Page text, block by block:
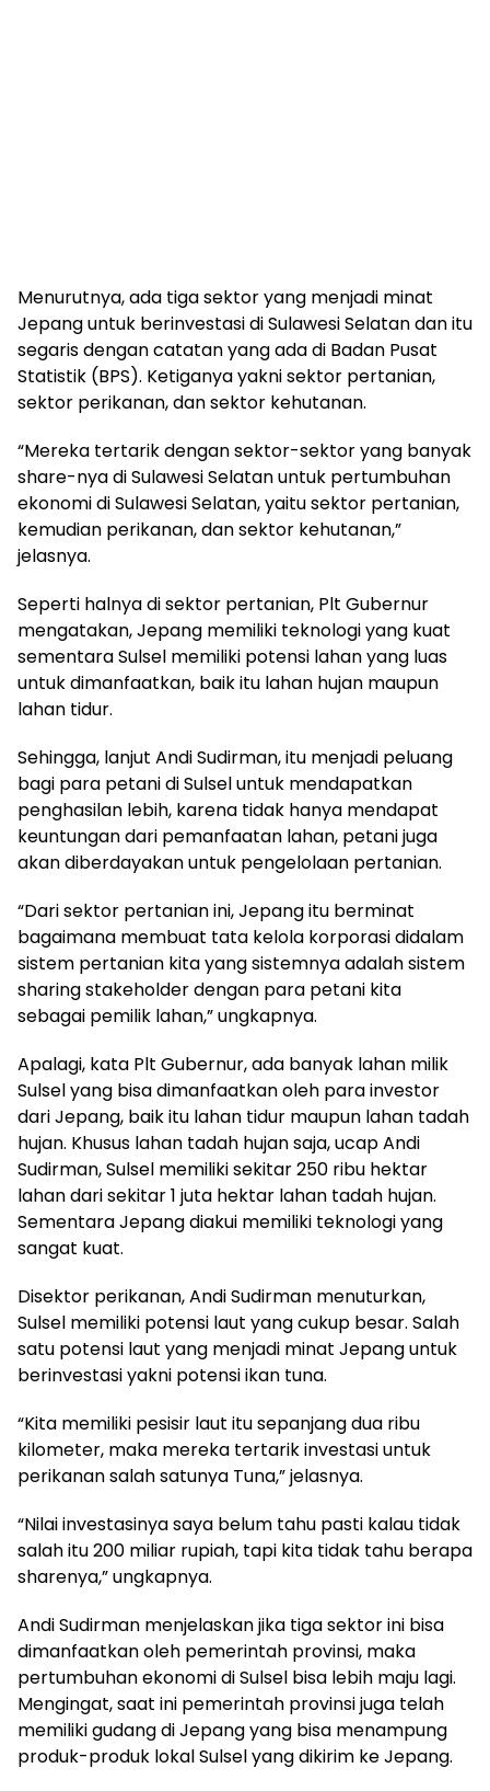
Menurutnya, ada tiga sektor yang menjadi minat
Jepang untuk berinvestasi di Sulawesi Selatan dan itu
segaris dengan catatan yang ada di Badan Pusat
Statistik (BPS). Ketiganya yakni sektor pertanian,
sektor perikanan, dan sektor kehutanan.
“Mereka tertarik dengan sektor-sektor yang banyak
share-nya di Sulawesi Selatan untuk pertumbuhan
ekonomi di Sulawesi Selatan, yaitu sektor pertanian,
kemudian perikanan, dan sektor kehutanan,”
jelasnya.
Seperti halnya di sektor pertanian, Plt Gubernur
mengatakan, Jepang memiliki teknologi yang kuat
sementara Sulsel memiliki potensi lahan yang luas
untuk dimanfaatkan, baik itu lahan hujan maupun
lahan tidur.
Sehingga, lanjut Andi Sudirman, itu menjadi peluang
bagi para petani di Sulsel untuk mendapatkan
penghasilan lebih, karena tidak hanya mendapat
keuntungan dari pemanfaatan lahan, petani juga
akan diberdayakan untuk pengelolaan pertanian.
“Dari sektor pertanian ini, Jepang itu berminat
bagaimana membuat tata kelola korporasi didalam
sistem pertanian kita yang sistemnya adalah sistem
sharing stakeholder dengan para petani kita
sebagai pemilik lahan,” ungkapnya.
Apalagi, kata Plt Gubernur, ada banyak lahan milik
Sulsel yang bisa dimanfaatkan oleh para investor
dari Jepang, baik itu lahan tidur maupun lahan tadah
hujan. Khusus lahan tadah hujan saja, ucap Andi
Sudirman, Sulsel memiliki sekitar 250 ribu hektar
lahan dari sekitar 1 juta hektar lahan tadah hujan.
Sementara Jepang diakui memiliki teknologi yang
sangat kuat.
Disektor perikanan, Andi Sudirman menuturkan,
Sulsel memiliki potensi laut yang cukup besar. Salah
satu potensi laut yang menjadi minat Jepang untuk
berinvestasi yakni potensi ikan tuna.
“Kita memiliki pesisir laut itu sepanjang dua ribu
kilometer, maka mereka tertarik investasi untuk
perikanan salah satunya Tuna,” jelasnya.
“Nilai investasinya saya belum tahu pasti kalau tidak
salah itu 200 miliar rupiah, tapi kita tidak tahu berapa
sharenya,” ungkapnya.
Andi Sudirman menjelaskan jika tiga sektor ini bisa
dimanfaatkan oleh pemerintah provinsi, maka
pertumbuhan ekonomi di Sulsel bisa lebih maju lagi.
Mengingat, saat ini pemerintah provinsi juga telah
memiliki gudang di Jepang yang bisa menampung
produk-produk lokal Sulsel yang dikirim ke Jepang.